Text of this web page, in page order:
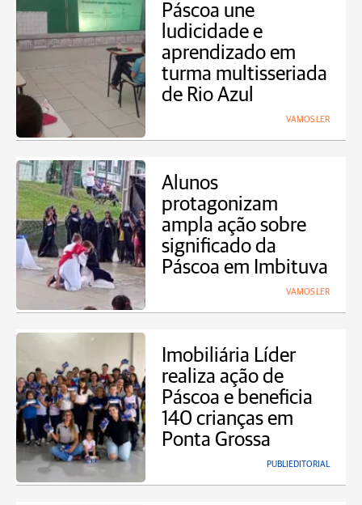
Páscoa une
ludicidade e
aprendizado em
turma multisseriada
de Rio Azul
VAMOS LER
Alunos
protagonizam
ampla ação sobre
significado da
Páscoa em Imbituva
VAMOS LER
Imobiliária Líder
realiza ação de
Páscoa e beneficia
140 crianças em
Ponta Grossa
PUBLIEDITORIAL